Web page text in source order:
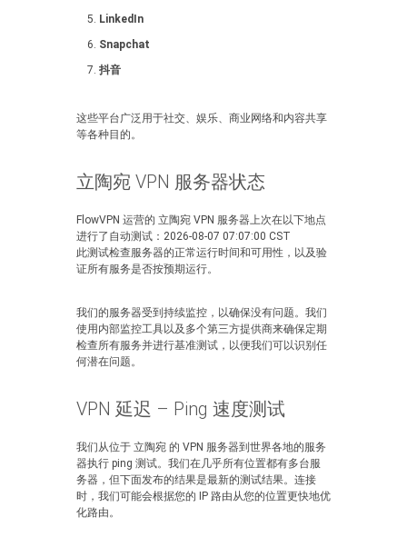
LinkedIn
Snapchat
抖音
这些平台广泛用于社交、娱乐、商业网络和内容共享
等各种目的。
立陶宛 VPN 服务器状态
FlowVPN 运营的 立陶宛 VPN 服务器上次在以下地点
进行了自动测试：2026-08-07 07:07:00 CST
此测试检查服务器的正常运行时间和可用性，以及验
证所有服务是否按预期运行。
我们的服务器受到持续监控，以确保没有问题。我们
使用内部监控工具以及多个第三方提供商来确保定期
检查所有服务并进行基准测试，以便我们可以识别任
何潜在问题。
VPN 延迟 – Ping 速度测试
我们从位于 立陶宛 的 VPN 服务器到世界各地的服务
器执行 ping 测试。我们在几乎所有位置都有多台服
务器，但下面发布的结果是最新的测试结果。连接
时，我们可能会根据您的 IP 路由从您的位置更快地优
化路由。